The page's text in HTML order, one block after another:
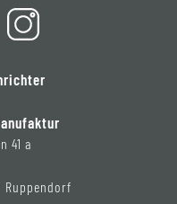
41 a
Ruppendorf